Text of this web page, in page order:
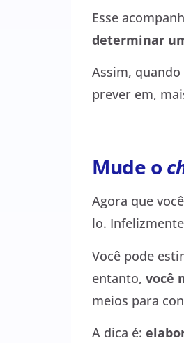
Esse
determinar
Assim,
prever em,
Mude o
Agora que
lo.
Você pode
entanto, você
meios para
A dica é: